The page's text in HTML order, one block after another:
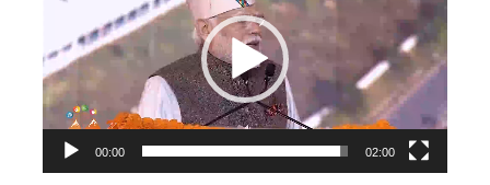
00:00 02:00